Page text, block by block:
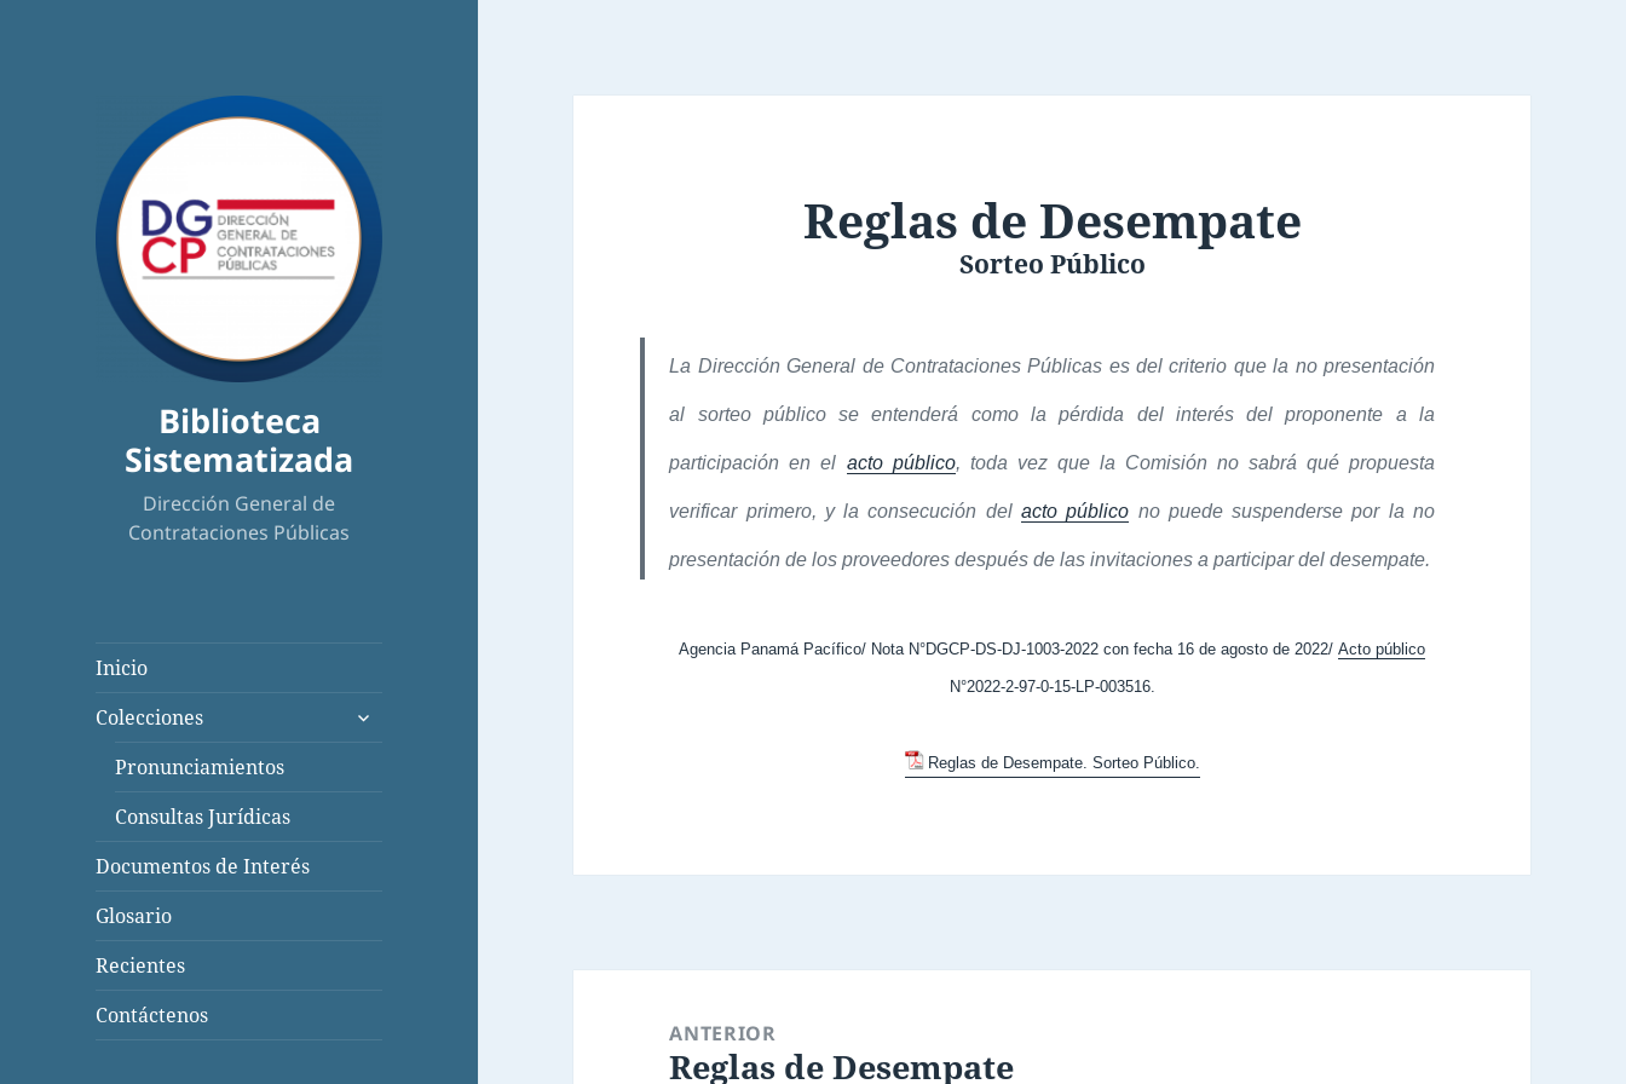
Biblioteca
Sistematizada
Dirección General de
Contrataciones Públicas
Inicio
Colecciones
expande
Pronunciamientos
Consultas Jurídicas
Documentos de Interés
Glosario
Recientes
Contáctenos
Reglas de Desempate
Sorteo Público
La Dirección General de Contrataciones Públicas es del criterio que la no presentación
al sorteo público se entenderá como la pérdida del interés del proponente a la
participación en el acto público, toda vez que la Comisión no sabrá qué propuesta
verificar primero, y la consecución delacto público no puede suspenderse por la no
presentación de los proveedores después de las invitaciones a participar del desempate.
Agencia Panamá Pacífico/ Nota N°DGCP-DS-DJ-1003-2022 con fecha 16 de agosto de 2022/Acto público
N°2022-2-97-0-15-LP-003516.
Reglas de Desempate. Sorteo Público.
entradas
ANTERIOR
Entrada
Reglas de Desempate